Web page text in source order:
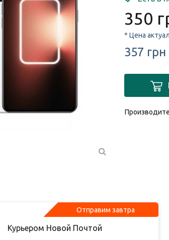
350
* Цена
357 грн
Отправим завтра
Курьером Новой Почтой